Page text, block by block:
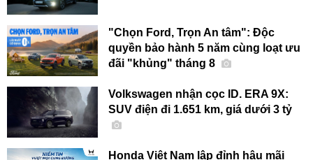
"Chọn Ford, Trọn An tâm": Độc
quyền bảo hành 5 năm cùng loạt ưu
đãi "khủng" tháng 8
Volkswagen nhận cọc ID. ERA 9X:
SUV điện đi 1.651 km, giá dưới 3 tỷ
Honda Việt Nam lập đỉnh hậu mãi